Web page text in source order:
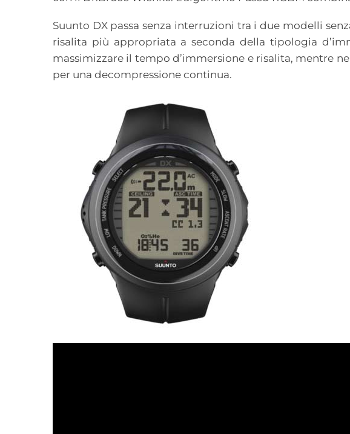
Suunto DX passa senza interruzioni tra i due modelli
risalita più appropriata a seconda della tipologia
massimizzare il tempo d’immersione e risalita, mentre
per una decompressione continua.